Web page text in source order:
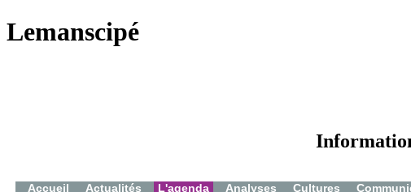
Lemanscipé
Accueil Actualités L'agenda Analyses Cultures